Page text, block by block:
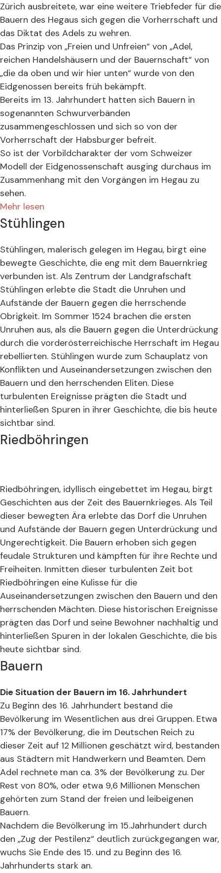
Zürich ausbreitete, war eine weitere Triebfeder für die
Bauern des Hegaus sich gegen die Vorherrschaft und
das Diktat des Adels zu wehren.
Das Prinzip von „Freien und Unfreien“ von „Adel,
reichen Handelshäusern und der Bauernschaft“ von
„die da oben und wir hier unten“ wurde von den
Eidgenossen bereits früh bekämpft.
Bereits im 13. Jahrhundert hatten sich Bauern in
sogenannten Schwurverbänden
zusammengeschlossen und sich so von der
Vorherrschaft der Habsburger befreit.
So ist der Vorbildcharakter der vom Schweizer
Modell der Eidgenossenschaft ausging durchaus im
Zusammenhang mit den Vorgängen im Hegau zu
sehen.
Mehr lesen
Stühlingen
Stühlingen, malerisch gelegen im Hegau, birgt eine
bewegte Geschichte, die eng mit dem Bauernkrieg
verbunden ist. Als Zentrum der Landgrafschaft
Stühlingen erlebte die Stadt die Unruhen und
Aufstände der Bauern gegen die herrschende
Obrigkeit. Im Sommer 1524 brachen die ersten
Unruhen aus, als die Bauern gegen die Unterdrückung
durch die vorderösterreichische Herrschaft im Hegau
rebellierten. Stühlingen wurde zum Schauplatz von
Konflikten und Auseinandersetzungen zwischen den
Bauern und den herrschenden Eliten. Diese
turbulenten Ereignisse prägten die Stadt und
hinterließen Spuren in ihrer Geschichte, die bis heute
sichtbar sind.
Riedböhringen
Riedböhringen, idyllisch eingebettet im Hegau, birgt
Geschichten aus der Zeit des Bauernkrieges. Als Teil
dieser bewegten Ära erlebte das Dorf die Unruhen
und Aufstände der Bauern gegen Unterdrückung und
Ungerechtigkeit. Die Bauern erhoben sich gegen
feudale Strukturen und kämpften für ihre Rechte und
Freiheiten. Inmitten dieser turbulenten Zeit bot
Riedböhringen eine Kulisse für die
Auseinandersetzungen zwischen den Bauern und den
herrschenden Mächten. Diese historischen Ereignisse
prägten das Dorf und seine Bewohner nachhaltig und
hinterließen Spuren in der lokalen Geschichte, die bis
heute sichtbar sind.
Bauern
Die Situation der Bauern im 16. Jahrhundert
Zu Beginn des 16. Jahrhundert bestand die
Bevölkerung im Wesentlichen aus drei Gruppen. Etwa
17% der Bevölkerung, die im Deutschen Reich zu
dieser Zeit auf 12 Millionen geschätzt wird, bestanden
aus Städtern mit Handwerkern und Beamten. Dem
Adel rechnete man ca. 3% der Bevölkerung zu. Der
Rest von 80%, oder etwa 9,6 Millionen Menschen
gehörten zum Stand der freien und leibeigenen
Bauern.
Nachdem die Bevölkerung im 15.Jahrhundert durch
den „Zug der Pestilenz“ deutlich zurückgegangen war,
wuchs Sie Ende des 15. und zu Beginn des 16.
Jahrhunderts stark an.